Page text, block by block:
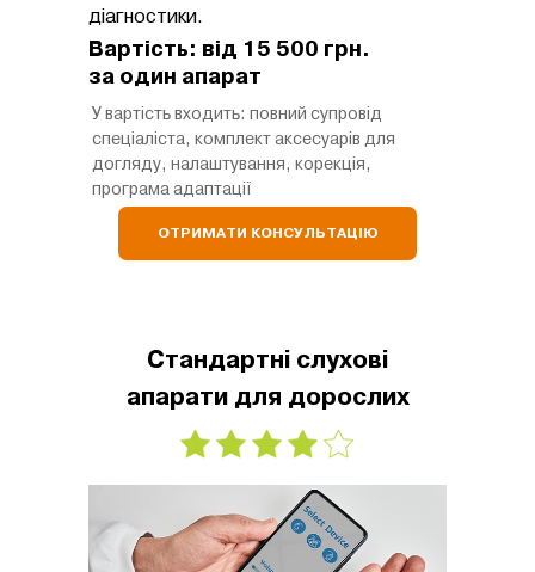
ОТРИМАТИ КОНСУЛЬТАЦІЮ
Вартість: від 15 500 грн.
за один апарат
У вартість входить: повний супровід
спеціаліста, комплект аксесуарів для
догляду, налаштування, корекція,
програма адаптації
діагностики.
Стандартні слухові
апарати для дорослих